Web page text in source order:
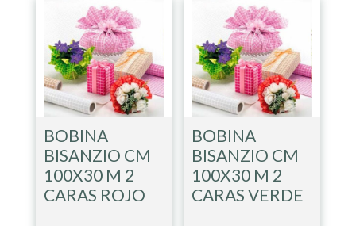
BOBINA
BISANZIO CM
100X30 M 2
CARAS ROJO
BOBINA
BISANZIO CM
100X30 M 2
CARAS VERDE